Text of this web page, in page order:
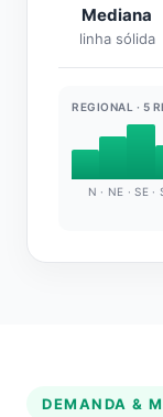
Mediana
linha sólida
REGIONAL · 5
N · NE · SE ·
DEMANDA &